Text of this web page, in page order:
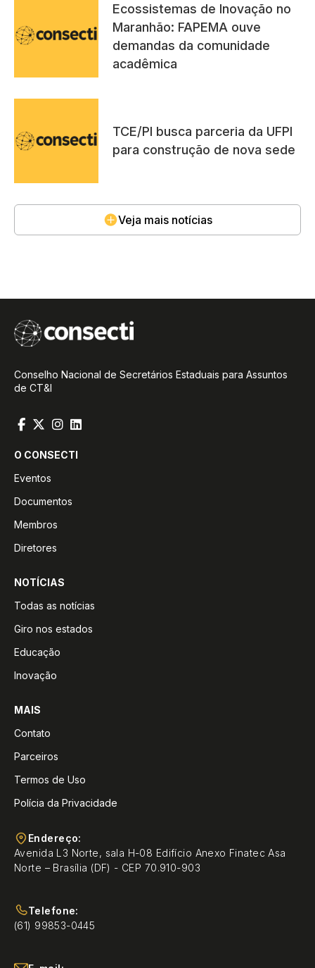
Ecossistemas de Inovação no
Maranhão: FAPEMA ouve
demandas da comunidade
acadêmica
TCE/PI busca parceria da UFPI
para construção de nova sede
Veja mais notícias
Conselho Nacional de Secretários Estaduais para Assuntos
de CT&I
O CONSECTI
Eventos
Documentos
Membros
Diretores
NOTÍCIAS
Todas as notícias
Giro nos estados
Educação
Inovação
MAIS
Contato
Parceiros
Termos de Uso
Polícia da Privacidade
Endereço:
Avenida L3 Norte, sala H-08 Edifício Anexo Finatec Asa
Norte – Brasília (DF) - CEP 70.910-903
Telefone:
(61) 99853-0445